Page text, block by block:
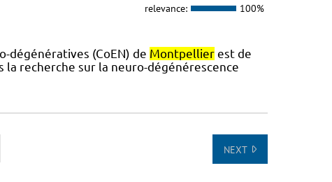
relevance: 100%
dégénératives (CoEN) de Montpellierest de
recherche sur la neuro-dégénérescence
NEXT